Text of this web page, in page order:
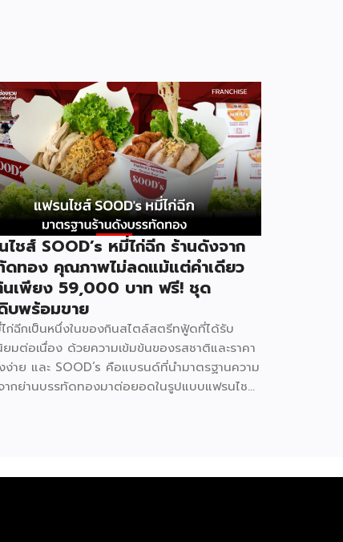
ไชส์ SOOD’s หมี่ไก่ฉีก ร้านดังจาก
ดทอง คุณภาพไม่ลดแม้แต่คำเดียว
นเพียง 59,000 บาท ฟรี! ชุด
บพร้อมขาย
ไก่ฉีกเป็นหนึ่งในของกินสไตล์สตรีทฟู้ดที่ได้รับ
มต่อเนื่อง ด้วยความเข้มข้นของรสชาติและราคา
ง่าย และ SOOD’s คือแบรนด์ที่นำมาตรฐานความ
ากย่านบรรทัดทองมาต่อยอดในรูปแบบแฟรนไชส์
ระสบการณ์มาก่อน รู้จัก SOOD’s หมี่ไก่ฉีก ก่อน